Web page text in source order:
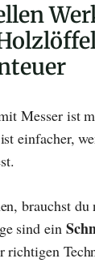
Messer ist
einfacher,
brauchst
sind ein
richtigen